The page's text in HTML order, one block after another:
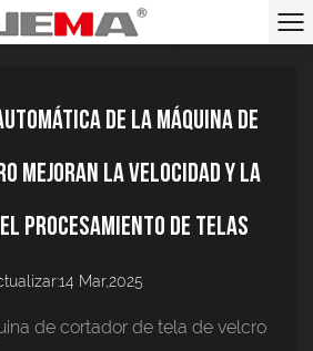
de la máquina de
mejoran la velocidad y la
procesamiento de telas
Mar,2025
de cortador de tela de velcro